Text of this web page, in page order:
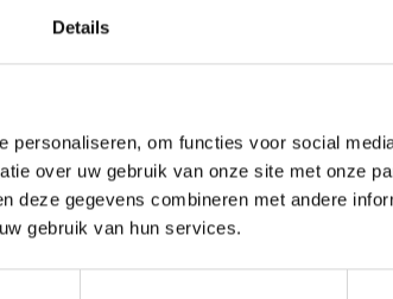
Details
personaliseren, om functies voor social
over uw gebruik van onze site met onze
deze gegevens combineren met andere
gebruik van hun services.
Lees meer
Boekvoorstelling 'Vrijzinnige
Het sculpturenpark op de VUB-campus